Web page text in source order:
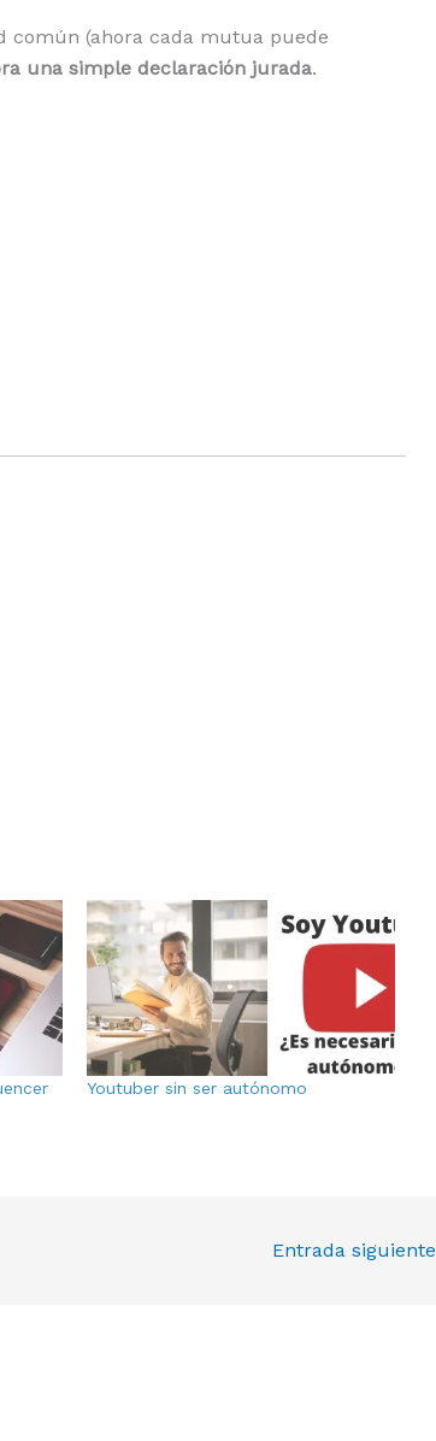
común (ahora cada mutua puede
una simple declaración jurada.
Youtuber sin ser autónomo
Entrada siguiente